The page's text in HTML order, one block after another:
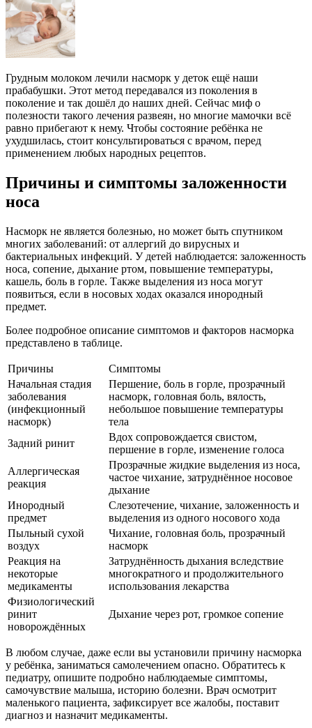
Грудным молоком лечили насморк у деток ещё наши
прабабушки. Этот метод передавался из поколения в
поколение и так дошёл до наших дней. Сейчас миф о
полезности такого лечения развеян, но многие мамочки всё
равно прибегают к нему. Чтобы состояние ребёнка не
ухудшилась, стоит консультироваться с врачом, перед
применением любых народных рецептов.
Причины и симптомы заложенности
носа
Насморк не является болезнью, но может быть спутником
многих заболеваний: от аллергий до вирусных и
бактериальных инфекций. У детей наблюдается: заложенность
носа, сопение, дыхание ртом, повышение температуры,
кашель, боль в горле. Также выделения из носа могут
появиться, если в носовых ходах оказался инородный
предмет.
Более подробное описание симптомов и факторов насморка
представлено в таблице.
Причины
Симптомы
Начальная стадия
заболевания
(инфекционный
насморк)
Першение, боль в горле, прозрачный
насморк, головная боль, вялость,
небольшое повышение температуры
тела
Задний ринит
Вдох сопровождается свистом,
першение в горле, изменение голоса
Аллергическая
реакция
Прозрачные жидкие выделения из носа,
частое чихание, затруднённое носовое
дыхание
Инородный
предмет
Слезотечение, чихание, заложенность и
выделения из одного носового хода
Пыльный сухой
воздух
Чихание, головная боль, прозрачный
насморк
Реакция на
некоторые
медикаменты
Затруднённость дыхания вследствие
многократного и продолжительного
использования лекарства
Физиологический
ринит
новорождённых
Дыхание через рот, громкое сопение
В любом случае, даже если вы установили причину насморка
у ребёнка, заниматься самолечением опасно. Обратитесь к
педиатру, опишите подробно наблюдаемые симптомы,
самочувствие малыша, историю болезни. Врач осмотрит
маленького пациента, зафиксирует все жалобы, поставит
диагноз и назначит медикаменты.